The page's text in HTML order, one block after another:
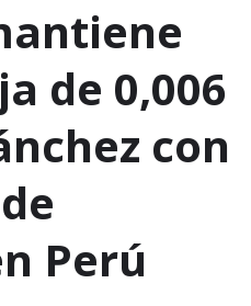
de 0,006
con
Perú